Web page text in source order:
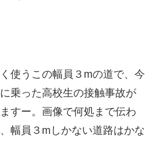
使うこの幅員３mの道で、今
乗った高校生の接触事故が
すー。画像で何処まで伝わ
幅員３mしかない道路はかな